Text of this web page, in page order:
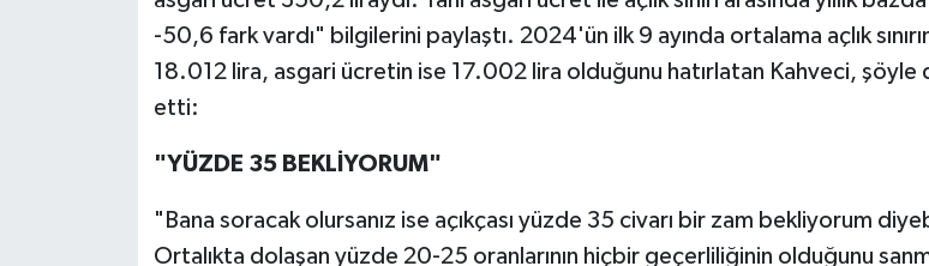
-50,6 fark vardı" bilgilerini paylaştı. 2024'ün ilk 9 ayında ortalama açlık
18.012 lira, as­gari ücretin ise 17.002 lira olduğunu hatırlatan Kahveci, şöyle
etti:
"YÜZDE 35 BEKLİYORUM"
"Bana soracak olursanız ise açıkçası yüz­de 35 civarı bir zam bekliyorum
Ortalıkta dolaşan yüzde 20-25 oranları­nın hiçbir geçerliliğinin olduğunu